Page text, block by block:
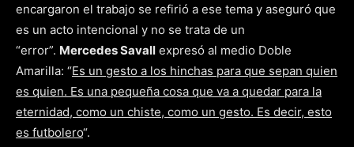
encargaron el trabajo se refirió a ese tema y aseguró que
es un acto intencional y no se trata de un
“error”. Mercedes Savall expresó al medio Doble
Amarilla: “Es un gesto a los hinchas para que sepan quien
es quien. Es una pequeña cosa que va a quedar para la
eternidad, como un chiste, como un gesto. Es decir, esto
es futbolero“.